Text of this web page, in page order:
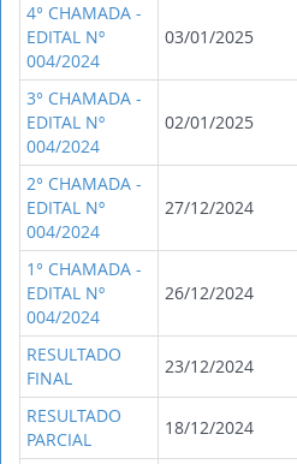
4° CHAMADA -
EDITAL Nº
004/2024
03/01/2025
3° CHAMADA -
EDITAL Nº
004/2024
02/01/2025
2° CHAMADA -
EDITAL Nº
004/2024
27/12/2024
1° CHAMADA -
EDITAL Nº
004/2024
26/12/2024
RESULTADO
FINAL
23/12/2024
RESULTADO
PARCIAL
18/12/2024